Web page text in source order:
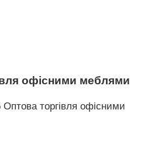
офісними меблями
торгівля офісними